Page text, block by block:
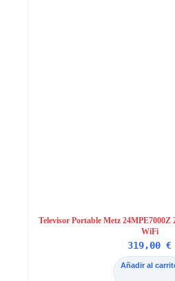
Televisor Portable Metz
WiFi
319,00€
Añadir al